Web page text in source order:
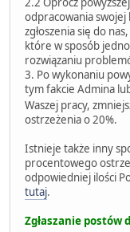
odpracowania swojej
zgłoszenia się do
które w sposób
rozwiązaniu
3. Po wykonaniu
tym fakcie Admina
Waszej pracy,
ostrzeżenia o 20%.
Istnieje także inny
procentowego
odpowiedniej ilości
tutaj.
Zgłaszanie postów